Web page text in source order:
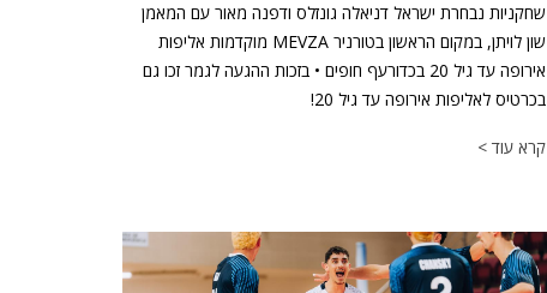
שחקניות נבחרת ישראל דניאלה גונזלס ודפנה מאור עם המאמן
שון לויתן, במקום הראשון בטורניר MEVZA מוקדמות אליפות
אירופה עד גיל 20 בכדורעף חופים • בזכות ההגעה לגמר זכו גם
בכרטיס לאליפות אירופה עד גיל 20!
קרא עוד >